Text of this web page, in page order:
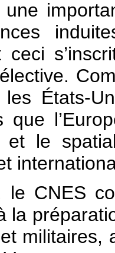
ceci
États-
que
le
le CNES
la
militaires,